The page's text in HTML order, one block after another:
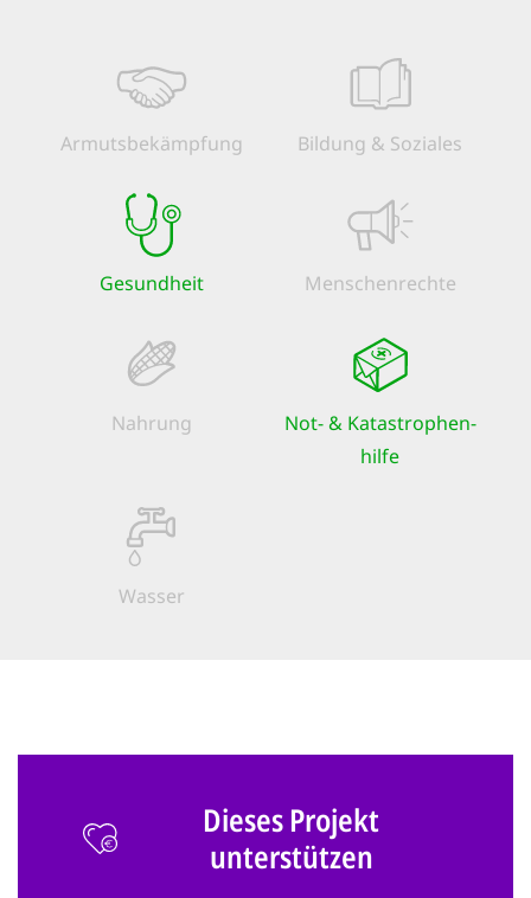
Armuts­bekämpfung Bildung & Soziales
Gesundheit Menschen­rechte
Nahrung
Not- & Kata­strophen­
hilfe
Wasser
Dieses Projekt
unterstützen